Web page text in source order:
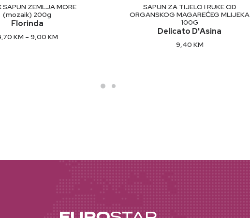
ODABERI OPCIJE
SAPUN ZEMLJA MORE
(mozaik) 200g
Florinda
KM – 9,00 KMPrice
DODAJ U KORPU
SAPUN ZA TIJELO I RUKE OD
ORGANSKOG MAGAREĆEG MLIJEKA
100G
Delicato D'Asina
9,40 KM